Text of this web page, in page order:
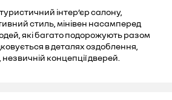
інтер’єр салону,
стиль, мінівен насамперед
які багато подорожують разом
в деталях оздоблення,
концепції дверей.